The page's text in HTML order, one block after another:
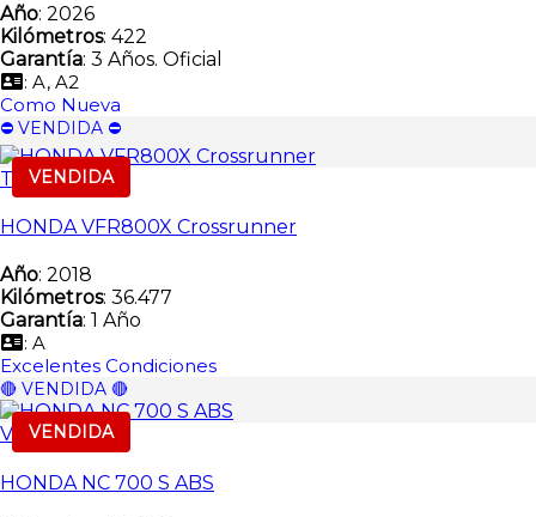
Año: 2026
Kilómetros: 422
Garantía: 3 Años. Oficial
: A, A2
Como Nueva
⛔️ VENDIDA ⛔️
VENDIDA
Trail
HONDA VFR800X Crossrunner
Año: 2018
Kilómetros: 36.477
Garantía: 1 Año
: A
Excelentes Condiciones
🔴 VENDIDA 🔴
VENDIDA
Vendida
HONDA NC 700 S ABS